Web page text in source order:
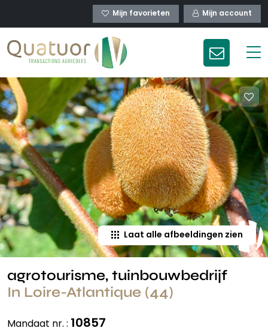
Mijn favorieten Mijn account
Laat alle afbeeldingen zien
agrotourisme, tuinbouwbedrijf
In Loire-Atlantique (44)
Mandaat nr. : 10857